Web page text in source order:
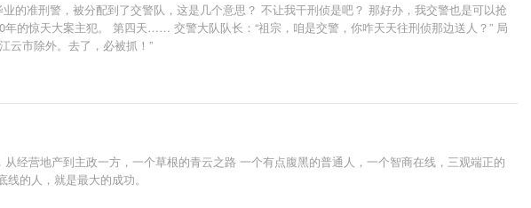
的准刑警，被分配到了交警队，这是几个意思？ 不让我干刑侦是吧？ 那好办，我交警也是可以抢
的惊天大案主犯。 第四天…… 交警大队队长：“祖宗，咱是交警，你咋天天往刑侦那边送人？” 局
云市除外。去了，必被抓！”
经营地产到主政一方，一个草根的青云之路 一个有点腹黑的普通人，一个智商在线，三观端正的
的人，就是最大的成功。